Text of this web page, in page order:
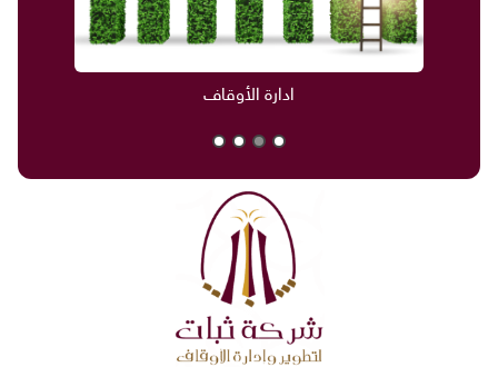
صناديق العائلة